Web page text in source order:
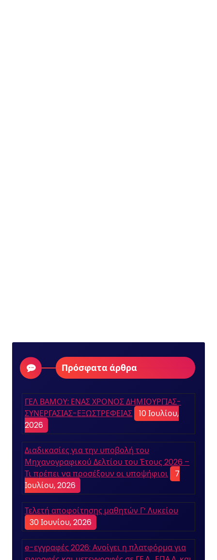
Πρόσφατα άρθρα
ΓΕΛ ΒΑΜΟΥ: ΕΝΑΣ ΧΡΟΝΟΣ ΔΗΜΙΟΥΡΓΙΑΣ-
ΣΥΝΕΡΓΑΣΙΑΣ-ΕΞΩΣΤΡΕΦΕΙΑΣ
10 Ιουλίου,
2026
Διαδικασίες για την υποβολή του
Μηχανογραφικού Δελτίου του Έτους 2026 –
Τι πρέπει να προσέξουν οι υποψήφιοι
7
Ιουλίου, 2026
Τελετή αποφοίτησης μαθητών Γ’ Λυκείου
30 Ιουνίου, 2026
e-εγγραφές 2026: Ανοίγει η πλατφόρμα για